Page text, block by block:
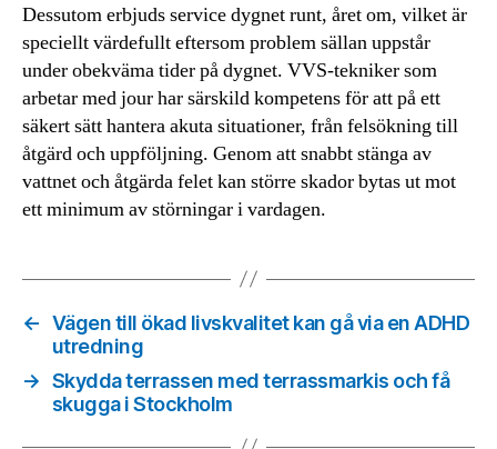
Dessutom erbjuds service dygnet runt, året om, vilket är
speciellt värdefullt eftersom problem sällan uppstår
under obekväma tider på dygnet. VVS-tekniker som
arbetar med jour har särskild kompetens för att på ett
säkert sätt hantera akuta situationer, från felsökning till
åtgärd och uppföljning. Genom att snabbt stänga av
vattnet och åtgärda felet kan större skador bytas ut mot
ett minimum av störningar i vardagen.
← Vägen till ökad livskvalitet kan gå via en ADHD
utredning
→ Skydda terrassen med terrassmarkis och få
skugga i Stockholm